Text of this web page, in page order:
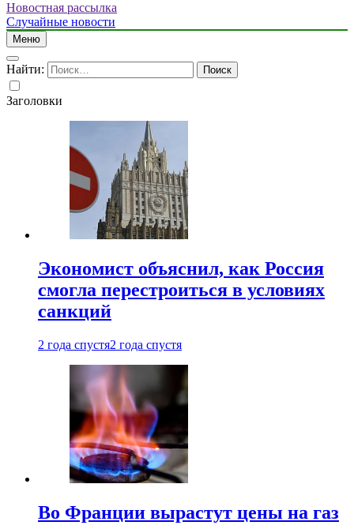
Новостная рассылка
Случайные новости
Меню
Найти:
Заголовки
Экономист объяснил, как Россия
смогла перестроиться в условиях
санкций
2 года спустя2 года спустя
Во Франции вырастут цены на газ